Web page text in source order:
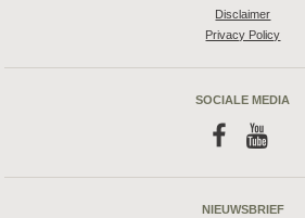
Disclaimer
Privacy Policy
SOCIALE MEDIA
f y
NIEUWSBRIEF